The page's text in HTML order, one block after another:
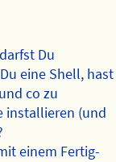
Du
eine Shell, hast
co zu
installieren (und
einem Fertig-